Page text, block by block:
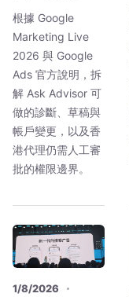
根據 Google
Marketing Live
2026 與 Google
Ads 官方說明，拆
解 Ask Advisor 可
做的診斷、草稿與
帳戶變更，以及香
港代理仍需人工審
批的權限邊界。
1/8/2026